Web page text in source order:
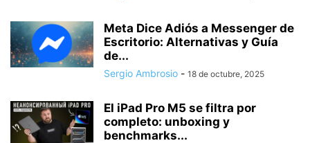
Meta Dice Adiós a Messenger de
Escritorio: Alternativas y Guía
de...
Sergio Ambrosio - 18 de octubre, 2025
El iPad Pro M5 se filtra por
completo: unboxing y
benchmarks...